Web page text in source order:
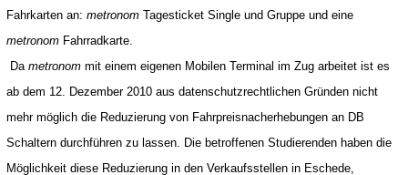
Fahrkarten an: metronomTagesticket Single und Gruppe und eine
metronom Fahrradkarte.
Da metronommit einem eigenen Mobilen Terminal im Zug arbeitet ist es
ab dem 12. Dezember 2010 aus datenschutzrechtlichen Gründen nicht
mehr möglich die Reduzierung von Fahrpreisnacherhebungen an DB
Schaltern durchführen zu lassen. Die betroffenen Studierenden haben die
Möglichkeit diese Reduzierung in den Verkaufsstellen in Eschede,